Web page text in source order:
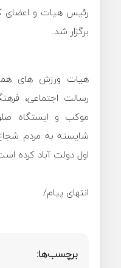
رئیس هیات و اعضای
برگزار شد.
هیات ورزش های
رسالت اجتماعی،
موکب و ایستگاه
شایسته به مردم
اول دولت آباد کرده
انتهای پیام/
برچسب‌ها: